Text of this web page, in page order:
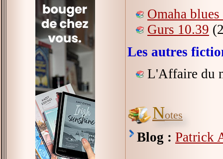
Omaha
Gurs 10.39
Les autres
L'Affaire du
Notes
Blog : Patrick